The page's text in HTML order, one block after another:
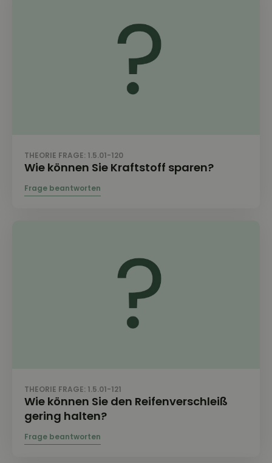
THEORIE FRAGE: 1.5.01-120
Wie können Sie Kraftstoff sparen?
THEORIE FRAGE: 1.5.01-121
Wie können Sie den Reifenverschleiß
gering halten?